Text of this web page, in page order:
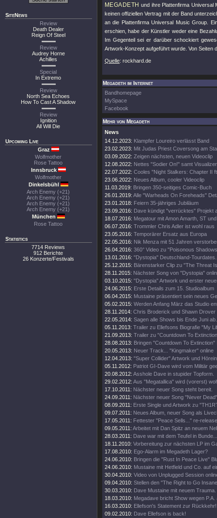
SiteNews
Review
Death Dealer
Reign Of Steel
Review
Audrey Horne
Achilles
Special
In Extremo
Review
North Sea Echoes
How To Cast A Shadow
Review
Ignition
All Will Die
Upcoming Live
Graz
Wolfmother
Rose Tattoo
Innsbruck
Wolfmother
Dinkelsbühl
Arch Enemy (+21)
Arch Enemy (+21)
Arch Enemy (+21)
Arch Enemy (+21)
München
Rose Tattoo
Statistics
7714 Reviews
912 Berichte
26 Konzerte/Festivals
MEGADETH und ihre Plattenfirma Universal
keinen offiziellen Vertrag mit der Band
an die Plattenfirma Universal Music Group.
erschien, habe der Künstler weder eine
Im Gegenteil sei er darüber schockiert
Artwork-Konzept aufgeführt wurde. Von Seiten
Quelle: rockhard.de
Megadeth im Internet
Bandhomepage
MySpace
Facebook
Mehr von Megadeth
News
14.12.2023: Klampfer Loureiro verlässt Band
23.02.2023: Mit Judas Priest Coversong am
03.09.2022: Zeigen nächsten, neuen Videoclip
12.08.2022: Nettes "Sodier On!" samt Visualizer
22.07.2022: Cooles "Night Stalkers: Chapter II
23.06.2022: Neues Album, cooler Videoclip
11.03.2019: Bringen 350-seitiges Comic-Buch
26.01.2019: Alle "Warheads On Foreheads"
23.01.2018: Feiern 35-jähriges Jubiläum
23.09.2016: Dave kündigt "verrücktes" Projekt
18.07.2016: Megatour mit Amon Amarth, ST
06.07.2016: Trommler Chris Adler ist wohl raus
23.05.2016: Temporärer Ersatz aus Europa
22.05.2016: Nik Menza mit 51 Jahren
26.04.2016: 360° Video zu "Poisonous
13.01.2016: "Dystopia" Deutschland-Tourdates.
25.12.2015: Bärenstarker Clip zu "The Threat
28.11.2015: Nächster Song von "Dystopia"
03.10.2015: "Dystopia" Artwork und erster
24.06.2015: Erste Details zum 15. Studioalbum
06.04.2015: Mustaine präsentiert sein neues
05.02.2015: Werden Anfang März das Studio
28.11.2014: Chris Broderick und Shawn
22.05.2014: Sagen alle Shows bis Ende Juni ab.
05.11.2013: Trailer zu Ellefsons Biografie "My
21.09.2013: Trailer zu "Countdown To
28.08.2013: Bringen "Countdown To Extinction"
20.05.2013: Neuer Track... "Kingmaker" online
12.04.2013: "Super Collider" Artwork und
05.11.2012: Patriot GI-Dave wird vom Militär
20.08.2012: Asshole Dave in stupider Topform.
29.02.2012: Aus "Megatallica" wird (vorerst)
17.10.2011: Nächster neuer Song steht bereit.
24.09.2011: Nächster neuer Song "Never
08.09.2011: Erste Single und Artwork zu
09.07.2011: Neues Album, neuer Song als
17.05.2011: Fettester "Peace Sells..." re-
09.05.2011: Arbeitet mit Dan Spitz an neuem
28.03.2011: Dave war mit dem Teufel in Bunde...
18.11.2010: Vorbereitung zur nächsten LP im
17.08.2010: Ego-Alarm im Megadeth Lager?
24.06.2010: Bringen die "Rust In Peace Live"
24.06.2010: Mustaine mit Hetfield und Co. auf
30.04.2010: Video von Unplugged Session
09.04.2010: Stellen den "The Right to Go
30.03.2010: Dave Mustaine mit neuem Trauma.
18.03.2010: Megadave bricht Show wegen P.A.
16.03.2010: Ellefson's Statement zur Rückkehr!
09.02.2010: Dave Ellefson is back!